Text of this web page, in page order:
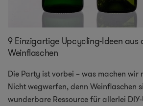
9 Einzigartige Upcycling-Ideen aus
Weinflaschen
Die Party ist vorbei – was machen wir
Nicht wegwerfen, denn Weinflaschen
wunderbare Ressource für allerlei